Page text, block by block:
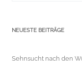
NEUESTE BEITRÄGE
Sehnsucht nach den